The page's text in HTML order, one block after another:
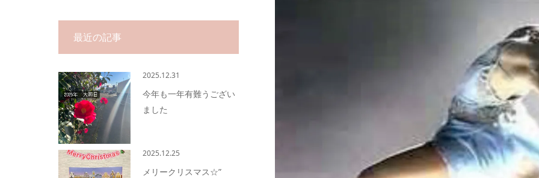
最近の記事
2025.12.31
今年も一年有難うござい
ました
2025.12.25
メリークリスマス☆”